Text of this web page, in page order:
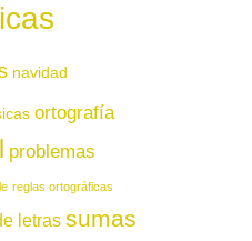
navidad
ortografía
problemas
reglas ortográficas
letras sumas